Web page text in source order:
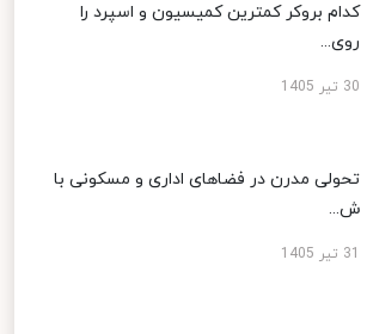
کدام بروکر کمترین کمیسیون و اسپرد را
روی...
30 تیر 1405
تحولی مدرن در فضاهای اداری و مسکونی با
ش...